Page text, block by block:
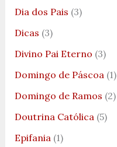
Dia dos Pais (3)
Dicas (3)
Divino Pai Eterno (3)
Domingo de Páscoa(1)
Domingo de Ramos (2)
Doutrina Católica(5)
Epifania(1)